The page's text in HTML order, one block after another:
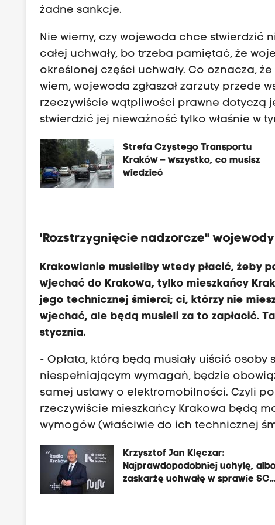
żadne sankcje.
Nie wiemy, czy wojewoda chce stwierdzić
całej uchwały, bo trzeba pamiętać, że
określonej części uchwały. Co oznacza,
wiem, wojewoda zgłaszał zarzuty przede
rzeczywiście wątpliwości prawne dotyczą
stwierdzić jej nieważność tylko właśnie w
Strefa Czystego Transportu
Kraków – wszystko, co musisz
wiedzieć
'Rozstrzygnięcie nadzorcze" wojewody
Krakowianie musieliby wtedy płacić, żeby
wjechać do Krakowa, tylko mieszkańcy
jego technicznej śmierci; ci, którzy nie
wjechać, ale będą musieli za to zapłacić.
stycznia.
- Opłata, którą będą musiały uiścić
niespełniającym wymagań, będzie
samej ustawy o elektromobilności. Czyli
rzeczywiście mieszkańcy Krakowa będą
wymogów (właściwie do ich technicznej
Krzysztof Jan Klęczar:
Najprawdopodobniej uchylę,
zaskarżę uchwałę w sprawie SCT